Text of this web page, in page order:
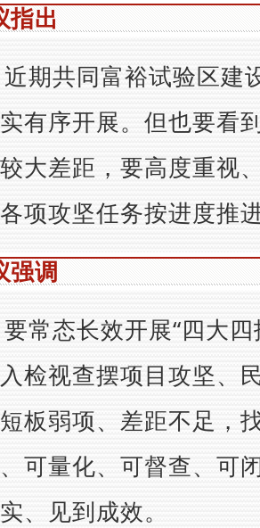
指出
近期共同富裕试验区建
有序开展。但也要看
大差距，要高度重视
项攻坚任务按进度推
强调
要常态长效开展“四大
检视查摆项目攻坚、
板弱项、差距不足，
可量化、可督查、可
、见到成效。